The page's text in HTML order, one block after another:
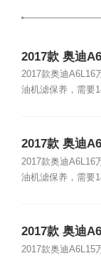
2017款 奥迪
少钱
2017款奥迪A6L16
油机滤保养，需要
2017款 奥迪
用
2017款奥迪A6L16
油机滤保养，需要
2017款 奥迪
少钱
2017款奥迪A6L15